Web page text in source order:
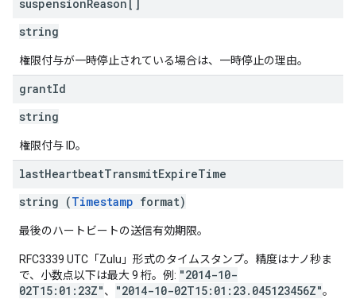
suspensionReason[]
string
権限付与が一時停止されている場合は、一時停止の理由。
grantId
string
権限付与 ID。
lastHeartbeatTransmitExpireTime
string (Timestamp format)
最後のハートビートの送信有効期限。
RFC3339 UTC「Zulu」形式のタイムスタンプ。精度はナノ秒ま
で、小数点以下は最大 9 桁。例: "2014-10-
02T15:01:23Z"、 "2014-10-02T15:01:23.045123456Z"。